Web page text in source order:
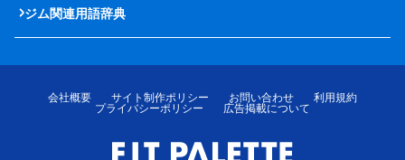
ジム関連用語辞典
会社概要 サイト制作ポリシー お問い合わせ
利用規約
プライバシーポリシー
広告掲載について